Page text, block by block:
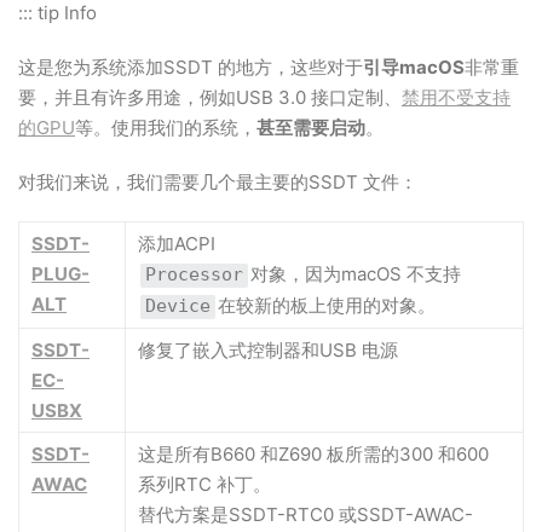
::: tip Info
这是您为系统添加SSDT 的地方，这些对于引导macOS非常重
要，并且有许多用途，例如USB 3.0 接口定制、 禁用不受支持
的GPU等。使用我们的系统， 甚至需要启动。
对我们来说，我们需要几个最主要的SSDT 文件：
SSDT-
PLUG-
ALT
添加ACPI
Processor 对象，因为macOS 不支持
Device 在较新的板上使用的对象。
SSDT-
EC-
USBX
修复了嵌入式控制器和USB 电源
SSDT-
AWAC
这是所有B660 和Z690 板所需的300 和600
系列RTC 补丁。
替代方案是SSDT-RTC0 或SSDT-AWAC-